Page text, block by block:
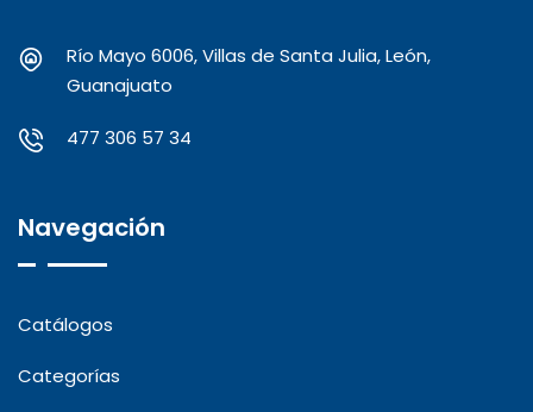
Río Mayo 6006, Villas de Santa Julia, León,
Guanajuato
477 306 57 34
Navegación
Catálogos
Categorías